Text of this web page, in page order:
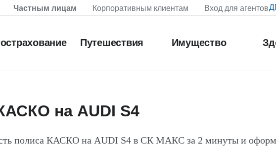
Частным лицам Корпоративным клиентам Вход для агентов
Путешествия Имущество
на AUDI S4
полиса КАСКО на AUDI S4 в СК МАКС за 2 минуты и